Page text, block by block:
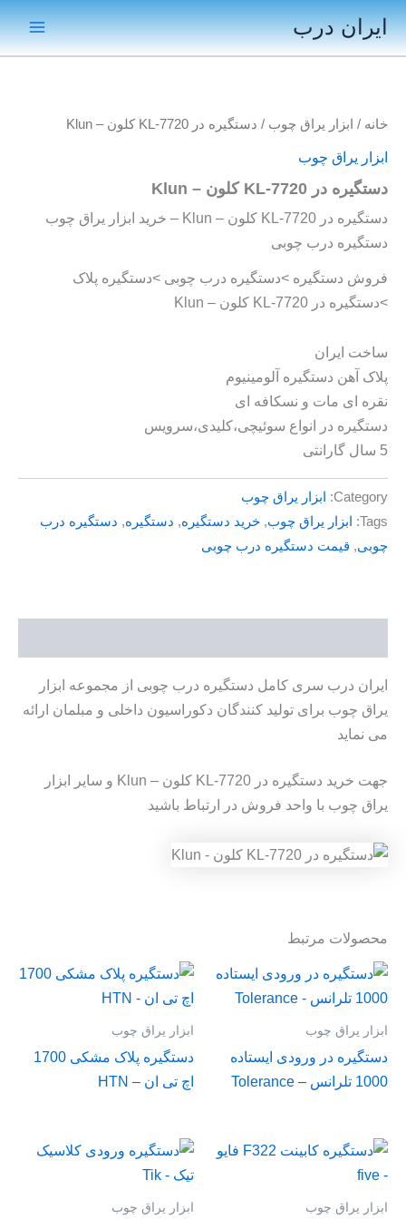
پرش
به
محتوا
ایران درب
Main
خانه / ابزار یراق چوب / دستگیره در KL-7720 کلون – Klun
ابزار یراق چوب
دستگیره در KL-7720 کلون – Klun
دستگیره در KL-7720 کلون – Klun – خرید ابزار یراق چوب
دستگیره درب چوبی
فروش دستگیره >دستگیره درب چوبی >دستگیره پلاک
>دستگیره در KL-7720 کلون – Klun
ساخت ایران
پلاک آهن دستگیره آلومینیوم
نقره ای مات و نسکافه ای
دستگیره در انواع سوئیچی،کلیدی،سرویس
5 سال گارانتی
Category:
ابزار یراق چوب
Tags:
ابزار یراق چوب, خرید دستگیره, دستگیره, دستگیره درب
چوبی, قیمت دستگیره درب چوبی
ایران درب سری کامل دستگیره درب چوبی از مجموعه ابزار
یراق چوب برای تولید کنندگان دکوراسیون داخلی و مبلمان ارائه
می نماید
جهت خرید دستگیره در KL-7720 کلون – Klun و سایر ابزار
یراق چوب با واحد فروش در ارتباط باشید
محصولات مرتبط
ابزار یراق چوب
دستگیره در ورودی ایستاده
1000 تلرانس – Tolerance
ابزار یراق چوب
دستگیره پلاک مشکی 1700
اچ تی ان – HTN
ابزار یراق چوب ابزار یراق چوب